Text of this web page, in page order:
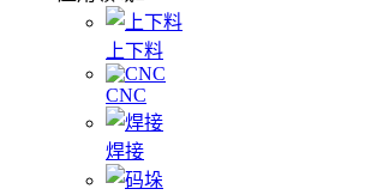
上下料
CNC
焊接